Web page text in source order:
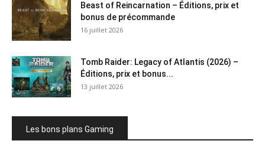
Beast of Reincarnation – Éditions, prix et
bonus de précommande
16 juillet 2026
Tomb Raider: Legacy of Atlantis (2026) –
Éditions, prix et bonus...
13 juillet 2026
Les bons plans Gaming